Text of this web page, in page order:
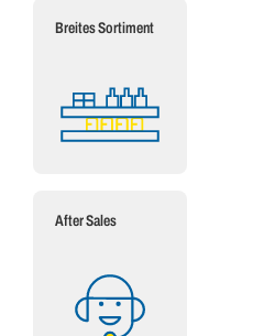
Breites Sortiment
After Sales